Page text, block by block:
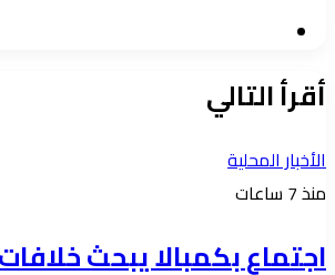
أقرأ التالي
الأخبار المحلية
منذ 7 ساعات
اجتماع بكمبالا يبحث